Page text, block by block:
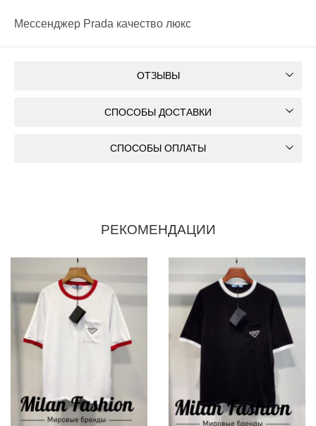
Мессенджер Prada качество люкс
ОТЗЫВЫ
СПОСОБЫ ДОСТАВКИ
СПОСОБЫ ОПЛАТЫ
РЕКОМЕНДАЦИИ